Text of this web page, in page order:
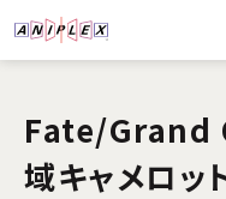
Fate/Grand
域キャメロ